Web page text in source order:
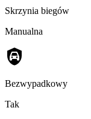
Skrzynia biegów
Manualna
Bezwypadkowy
Tak